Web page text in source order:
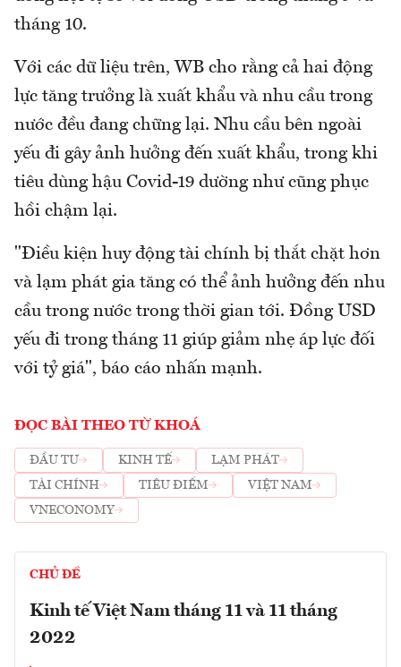
tháng 10.
Với các dữ liệu trên, WB cho rằng cả hai động
lực tăng trưởng là xuất khẩu và nhu cầu trong
nước đều đang chững lại. Nhu cầu bên ngoài
yếu đi gây ảnh hưởng đến xuất khẩu, trong khi
tiêu dùng hậu Covid-19 dường như cũng phục
hồi chậm lại.
"Điều kiện huy động tài chính bị thắt chặt hơn
và lạm phát gia tăng có thể ảnh hưởng đến nhu
cầu trong nước trong thời gian tới. Đồng USD
yếu đi trong tháng 11 giúp giảm nhẹ áp lực đối
với tỷ giá", báo cáo nhấn mạnh.
ĐỌC BÀI THEO TỪ KHOÁ
ĐẦU TƯ KINH TẾ
LẠM PHÁT
TÀI CHÍNH
TIÊU ĐIỂM
VIỆT NAM
VNECONOMY
CHỦ ĐỀ
Kinh tế Việt Nam tháng 11 và 11 tháng
2022